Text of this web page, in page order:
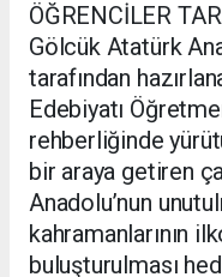
ÖĞRENCİLER
Gölcük Atatürk
tarafından
Edebiyatı
rehberliğinde
bir araya getiren
Anadolu’nun
kahramanlarının
buluşturulması